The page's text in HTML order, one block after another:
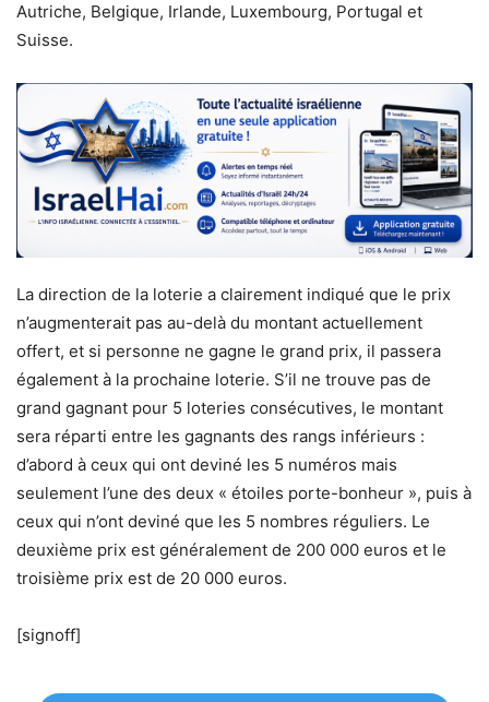
Autriche, Belgique, Irlande, Luxembourg, Portugal et
Suisse.
La direction de la loterie a clairement indiqué que le prix
n’augmenterait pas au-delà du montant actuellement
offert, et si personne ne gagne le grand prix, il passera
également à la prochaine loterie. S’il ne trouve pas de
grand gagnant pour 5 loteries consécutives, le montant
sera réparti entre les gagnants des rangs inférieurs :
d’abord à ceux qui ont deviné les 5 numéros mais
seulement l’une des deux « étoiles porte-bonheur », puis à
ceux qui n’ont deviné que les 5 nombres réguliers. Le
deuxième prix est généralement de 200 000 euros et le
troisième prix est de 20 000 euros.
[signoff]